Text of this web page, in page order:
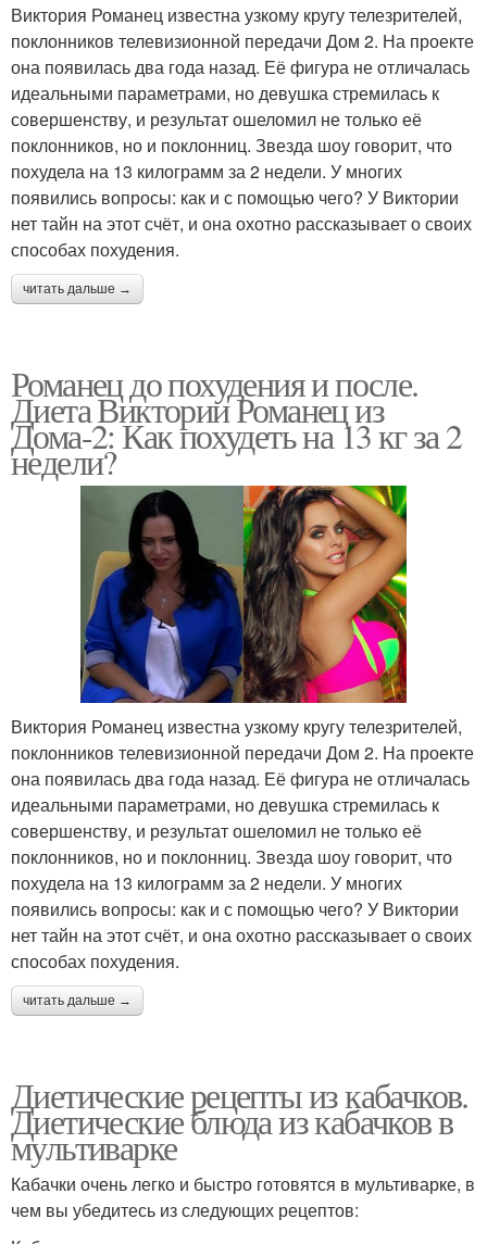
Виктория Романец известна узкому кругу телезрителей,
поклонников телевизионной передачи Дом 2. На проекте
она появилась два года назад. Её фигура не отличалась
идеальными параметрами, но девушка стремилась к
совершенству, и результат ошеломил не только её
поклонников, но и поклонниц. Звезда шоу говорит, что
похудела на 13 килограмм за 2 недели. У многих
появились вопросы: как и с помощью чего? У Виктории
нет тайн на этот счёт, и она охотно рассказывает о своих
способах похудения.
читать дальше →
Романец до похудения и после.
Диета Виктории Романец из
Дома-2: Как похудеть на 13 кг за 2
недели?
Виктория Романец известна узкому кругу телезрителей,
поклонников телевизионной передачи Дом 2. На проекте
она появилась два года назад. Её фигура не отличалась
идеальными параметрами, но девушка стремилась к
совершенству, и результат ошеломил не только её
поклонников, но и поклонниц. Звезда шоу говорит, что
похудела на 13 килограмм за 2 недели. У многих
появились вопросы: как и с помощью чего? У Виктории
нет тайн на этот счёт, и она охотно рассказывает о своих
способах похудения.
читать дальше →
Диетические рецепты из кабачков.
Диетические блюда из кабачков в
мультиварке
Кабачки очень легко и быстро готовятся в мультиварке, в
чем вы убедитесь из следующих рецептов: